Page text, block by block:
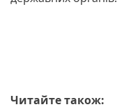
Читайте також: